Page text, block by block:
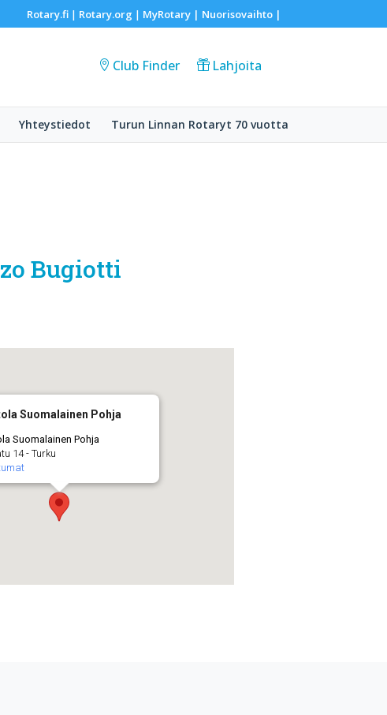
Rotary.fi| Rotary.org | MyRotary | Nuorisovaihto|
Club Finder Lahjoita
Yhteystiedot Turun Linnan Rotaryt 70 vuotta
Bugiotti
Suomalainen Pohja
Suomalainen Pohja
14 - Turku